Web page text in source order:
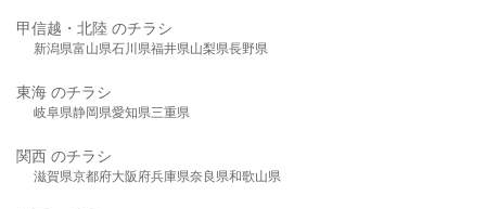
甲信越・北陸 のチラシ
新潟県富山県石川県福井県山梨県長野県
東海 のチラシ
岐阜県静岡県愛知県三重県
関西 のチラシ
滋賀県京都府大阪府兵庫県奈良県和歌山県